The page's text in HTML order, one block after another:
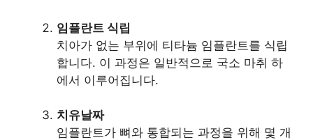
임플란트 식립
치아가 없는 부위에 티타늄 임플란트를 식립
합니다. 이 과정은 일반적으로 국소 마취 하
에서 이루어집니다.
치유날짜
임플란트가 뼈와 통합되는 과정을 위해 몇 개